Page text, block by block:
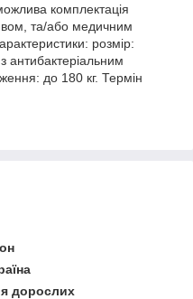
комплектація
та/або медичним
розмір:
антибактеріальним
до 180 кг. Термін
дорослих